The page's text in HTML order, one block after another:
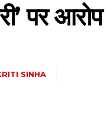
पर
SINHA